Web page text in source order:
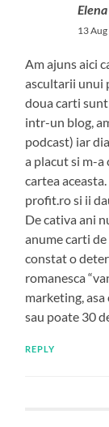
Elena
13
Am ajuns aici
ascultarii unui
doua carti
intr-un blog,
podcast) iar
a placut si m-a
cartea
profit.ro si ii
De cativa ani
anume carti
constat o
romanesca
marketing,
sau poate 30
REPLY